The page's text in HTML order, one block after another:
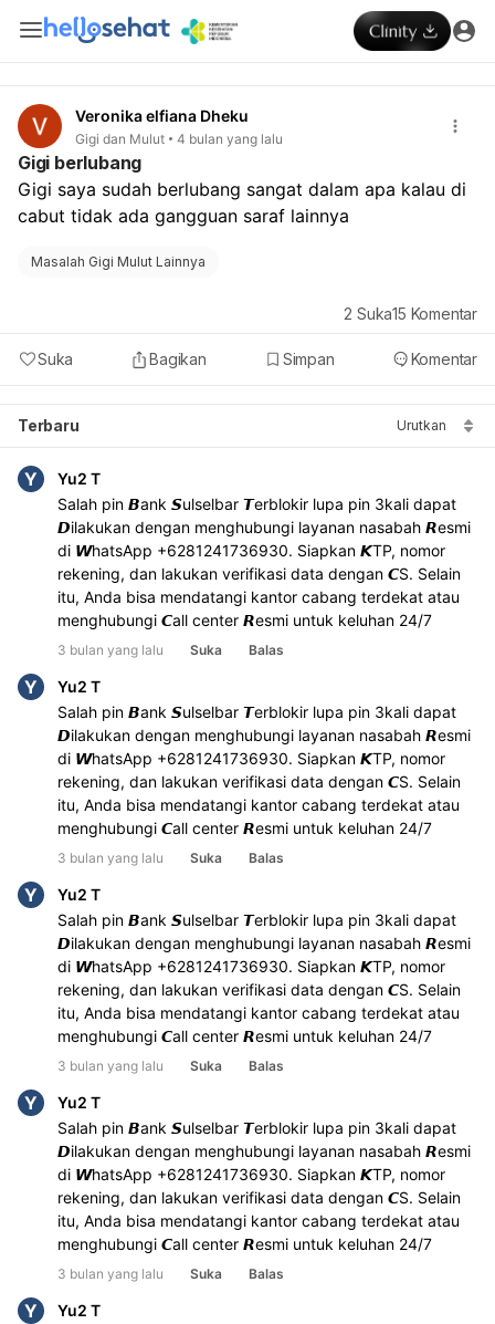
Veronika elfiana Dheku
Gigi dan Mulut 4 bulan yang lalu
Gigi berlubang
Gigi saya sudah berlubang sangat dalam apa kalau di
cabut tidak ada gangguan saraf lainnya
Masalah Gigi Mulut Lainnya
Suka Bagikan Simpan Komentar
2 Suka15 Komentar
Terbaru Urutkan
Y
Yu2 T
Salah pin 𝘽ank 𝙎ulselbar 𝙏erblokir lupa pin 3kali dapat
𝘿ilakukan dengan menghubungi layanan nasabah 𝙍esmi
di 𝙒hatsApp +6281241736930. Siapkan 𝙆TP, nomor
rekening, dan lakukan verifikasi data dengan 𝘾S. Selain
itu, Anda bisa mendatangi kantor cabang terdekat atau
menghubungi 𝘾all center 𝙍esmi untuk keluhan 24/7
3 bulan yang lalu Suka Balas
Y
Yu2 T
Salah pin 𝘽ank 𝙎ulselbar 𝙏erblokir lupa pin 3kali dapat
𝘿ilakukan dengan menghubungi layanan nasabah 𝙍esmi
di 𝙒hatsApp +6281241736930. Siapkan 𝙆TP, nomor
rekening, dan lakukan verifikasi data dengan 𝘾S. Selain
itu, Anda bisa mendatangi kantor cabang terdekat atau
menghubungi 𝘾all center 𝙍esmi untuk keluhan 24/7
3 bulan yang lalu Suka Balas
Y
Yu2 T
Salah pin 𝘽ank 𝙎ulselbar 𝙏erblokir lupa pin 3kali dapat
𝘿ilakukan dengan menghubungi layanan nasabah 𝙍esmi
di 𝙒hatsApp +6281241736930. Siapkan 𝙆TP, nomor
rekening, dan lakukan verifikasi data dengan 𝘾S. Selain
itu, Anda bisa mendatangi kantor cabang terdekat atau
menghubungi 𝘾all center 𝙍esmi untuk keluhan 24/7
3 bulan yang lalu Suka Balas
Y
Yu2 T
Salah pin 𝘽ank 𝙎ulselbar 𝙏erblokir lupa pin 3kali dapat
𝘿ilakukan dengan menghubungi layanan nasabah 𝙍esmi
di 𝙒hatsApp +6281241736930. Siapkan 𝙆TP, nomor
rekening, dan lakukan verifikasi data dengan 𝘾S. Selain
itu, Anda bisa mendatangi kantor cabang terdekat atau
menghubungi 𝘾all center 𝙍esmi untuk keluhan 24/7
3 bulan yang lalu Suka Balas
Y
Yu2 T